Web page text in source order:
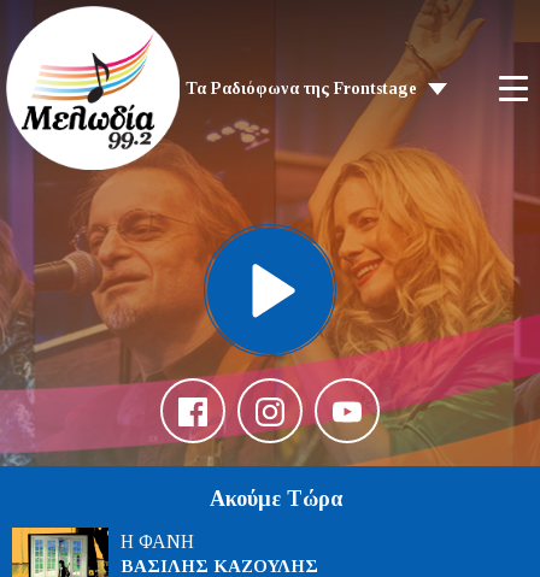
Τα Ραδιόφωνα της Frontstage
Ακούμε Τώρα
Η ΦΑΝΗ
ΒΑΣΙΛΗΣ ΚΑΖΟΥΛΗΣ